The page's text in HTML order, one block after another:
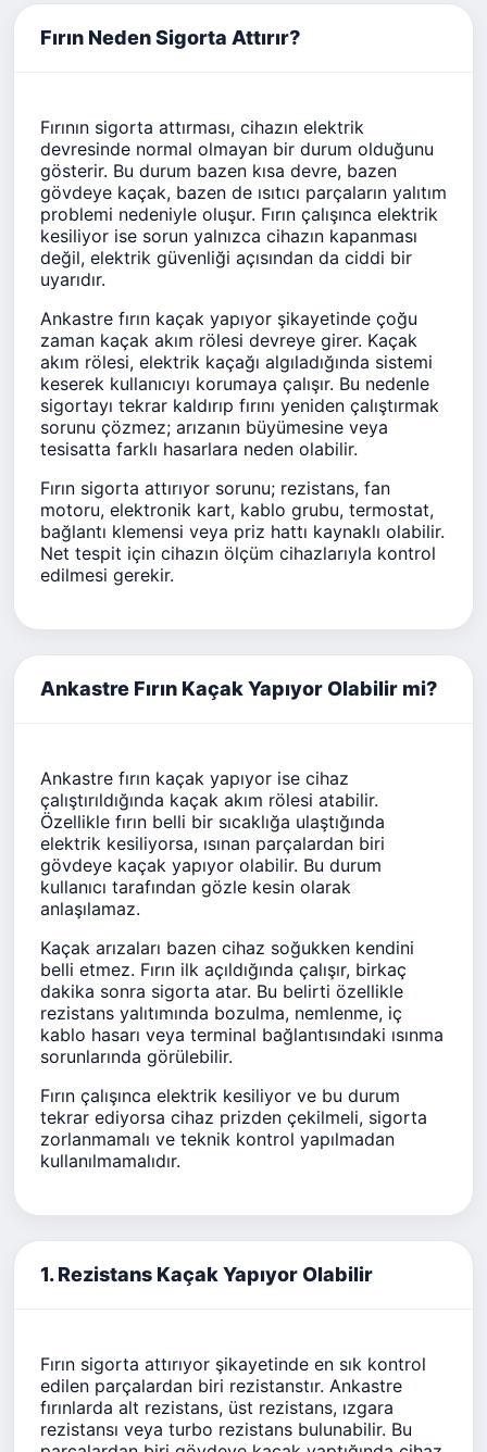
Fırın Neden Sigorta Attırır?
Fırının sigorta attırması, cihazın elektrik
devresinde normal olmayan bir durum olduğunu
gösterir. Bu durum bazen kısa devre, bazen
gövdeye kaçak, bazen de ısıtıcı parçaların yalıtım
problemi nedeniyle oluşur. Fırın çalışınca elektrik
kesiliyor ise sorun yalnızca cihazın kapanması
değil, elektrik güvenliği açısından da ciddi bir
uyarıdır.
Ankastre fırın kaçak yapıyor şikayetinde çoğu
zaman kaçak akım rölesi devreye girer. Kaçak
akım rölesi, elektrik kaçağı algıladığında sistemi
keserek kullanıcıyı korumaya çalışır. Bu nedenle
sigortayı tekrar kaldırıp fırını yeniden çalıştırmak
sorunu çözmez; arızanın büyümesine veya
tesisatta farklı hasarlara neden olabilir.
Fırın sigorta attırıyor sorunu; rezistans, fan
motoru, elektronik kart, kablo grubu, termostat,
bağlantı klemensi veya priz hattı kaynaklı olabilir.
Net tespit için cihazın ölçüm cihazlarıyla kontrol
edilmesi gerekir.
Ankastre Fırın Kaçak Yapıyor Olabilir mi?
Ankastre fırın kaçak yapıyor ise cihaz
çalıştırıldığında kaçak akım rölesi atabilir.
Özellikle fırın belli bir sıcaklığa ulaştığında
elektrik kesiliyorsa, ısınan parçalardan biri
gövdeye kaçak yapıyor olabilir. Bu durum
kullanıcı tarafından gözle kesin olarak
anlaşılamaz.
Kaçak arızaları bazen cihaz soğukken kendini
belli etmez. Fırın ilk açıldığında çalışır, birkaç
dakika sonra sigorta atar. Bu belirti özellikle
rezistans yalıtımında bozulma, nemlenme, iç
kablo hasarı veya terminal bağlantısındaki ısınma
sorunlarında görülebilir.
Fırın çalışınca elektrik kesiliyor ve bu durum
tekrar ediyorsa cihaz prizden çekilmeli, sigorta
zorlanmamalı ve teknik kontrol yapılmadan
kullanılmamalıdır.
1. Rezistans Kaçak Yapıyor Olabilir
Fırın sigorta attırıyor şikayetinde en sık kontrol
edilen parçalardan biri rezistanstır. Ankastre
fırınlarda alt rezistans, üst rezistans, ızgara
rezistansı veya turbo rezistans bulunabilir. Bu